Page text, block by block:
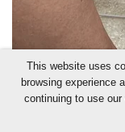
This website uses
browsing experience
continuing to use